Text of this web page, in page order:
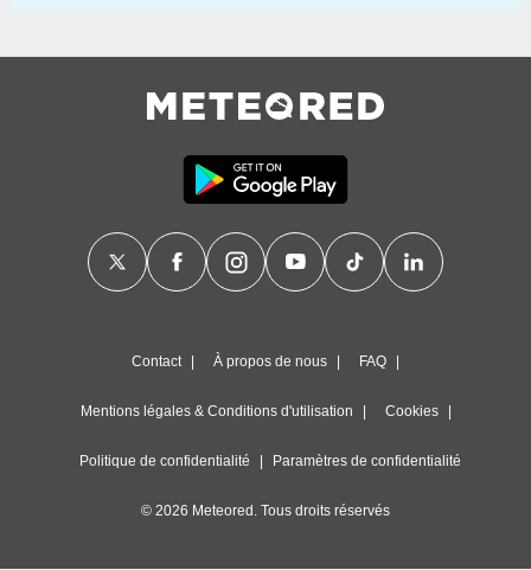
Contact À propos de nous FAQ
Mentions légales & Conditions d'utilisation Cookies
Politique de confidentialité Paramètres de confidentialité
© 2026 Meteored. Tous droits réservés